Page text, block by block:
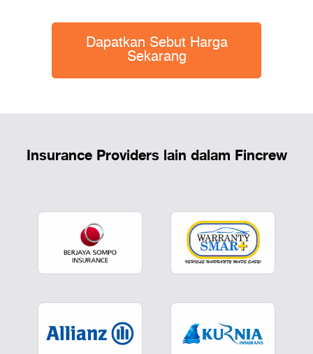
Dapatkan Sebut Harga
Sekarang
Insurance Providers lain dalam Fincrew